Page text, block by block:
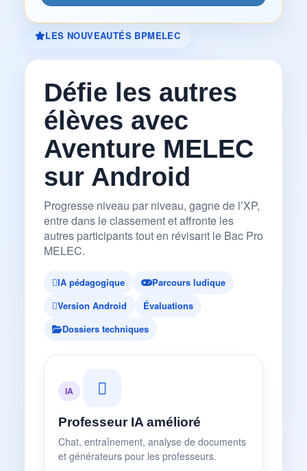
LES NOUVEAUTÉS BPMELEC
Défie les autres
élèves avec
Aventure MELEC
sur Android
Progresse niveau par niveau, gagne de l’XP,
entre dans le classement et affronte les
autres participants tout en révisant le Bac Pro
MELEC.
IA pédagogique
Parcours ludique
Version Android
Évaluations
Dossiers techniques
IA
Professeur IA amélioré
Chat, entraînement, analyse de documents
et générateurs pour les professeurs.